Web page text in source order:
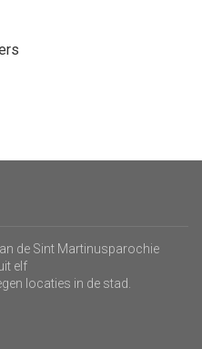
de Sint Martinusparochie
elf
locaties in de stad.